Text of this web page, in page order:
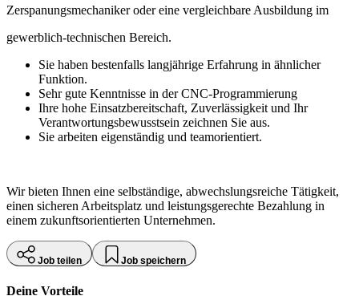
Zerspanungsmechaniker oder eine vergleichbare Ausbildung im
gewerblich-technischen Bereich.
Sie haben bestenfalls langjährige Erfahrung in ähnlicher
Funktion.
Sehr gute Kenntnisse in der CNC-Programmierung
Ihre hohe Einsatzbereitschaft, Zuverlässigkeit und Ihr
Verantwortungsbewusstsein zeichnen Sie aus.
Sie arbeiten eigenständig und teamorientiert.
Wir bieten Ihnen eine selbständige, abwechslungsreiche Tätigkeit,
einen sicheren Arbeitsplatz und leistungsgerechte Bezahlung in
einem zukunftsorientierten Unternehmen.
Job teilen Job speichern
Deine Vorteile